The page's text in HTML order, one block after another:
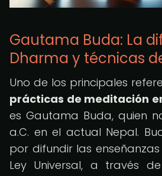
Gautama Buda: La
Dharma y técnicas
Uno de los principales
prácticas de meditación
es Gautama Buda, quien
a.C. en el actual Nepal.
por difundir las
Ley Universal, a través